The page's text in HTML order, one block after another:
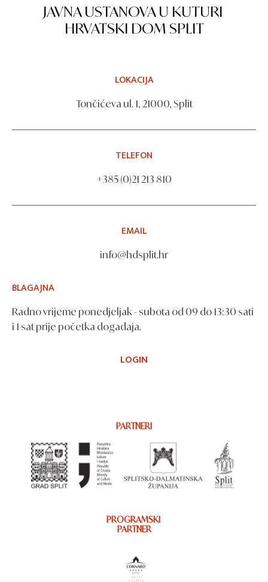
JAVNA USTANOVA U KUTURI
HRVATSKI DOM SPLIT
LOKACIJA
Tončićeva ul. 1, 21000, Split
TELEFON
+385 (0)21 213 810
EMAIL
info@hdsplit.hr
BLAGAJNA
Radno vrijeme ponedjeljak - subota od 09 do 13:30 sati
i 1 sat prije početka događaja.
LOGIN
PARTNERI
PROGRAMSKI
PARTNER